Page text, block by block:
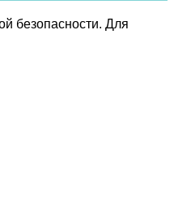
безопасности. Для